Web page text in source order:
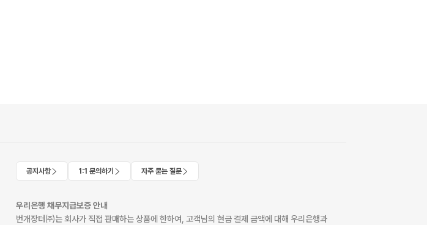
공지사항 1:1 문의하기 자주 묻는 질문
우리은행 채무지급보증 안내
번개장터㈜는 회사가 직접 판매하는 상품에 한하여, 고객님의 현금 결제 금액에 대해 우리은행과